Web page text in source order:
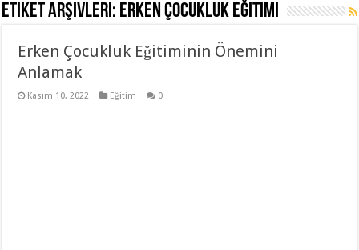
Etiket Arşivleri: Erken Çocukluk Eğitimi
Erken Çocukluk Eğitiminin Önemini
Anlamak
Kasım 10, 2022 Eğitim 0